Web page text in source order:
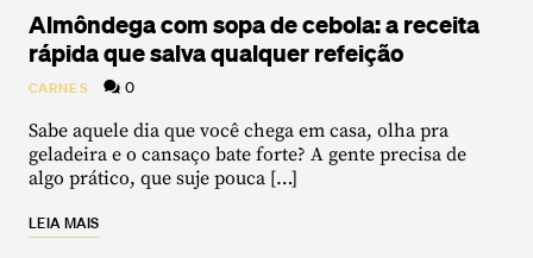
Almôndega com sopa de cebola: a receita
rápida que salva qualquer refeição
CARNES 0
Sabe aquele dia que você chega em casa, olha pra
geladeira e o cansaço bate forte? A gente precisa de
algo prático, que suje pouca […]
LEIA MAIS